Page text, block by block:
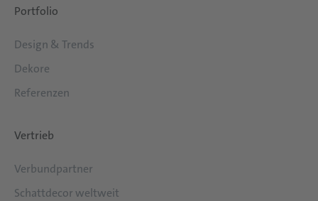
Portfolio
Design & Trends
Dekore
Referenzen
Vertrieb
Verbundpartner
Schattdecor weltweit